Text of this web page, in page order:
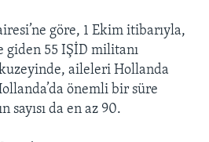
göre, 1 Ekim itibarıyla,
giden 55 IŞİD militanı
aileleri Hollanda
önemli bir süre
sayısı da en az 90.